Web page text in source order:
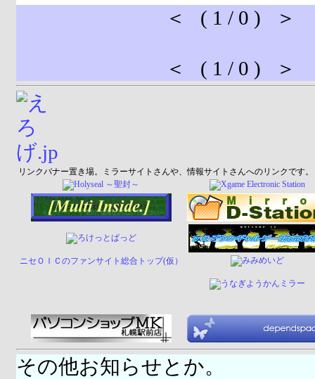
＜ ( 1 / 0 ) ＞
＜ ( 1 / 0 ) ＞
リンクバナー置き場。ミラーサイトさんや、情報サイトさんへのリンクです。
ニセＯＩＣのファンサイト総合トップ(仮）
その他お知らせとか。